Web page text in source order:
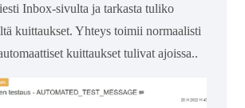
Inbox-sivulta ja tarkasta tuliko
kuittaukset. Yhteys toimii normaalisti
kuittaukset tulivat ajoissa..